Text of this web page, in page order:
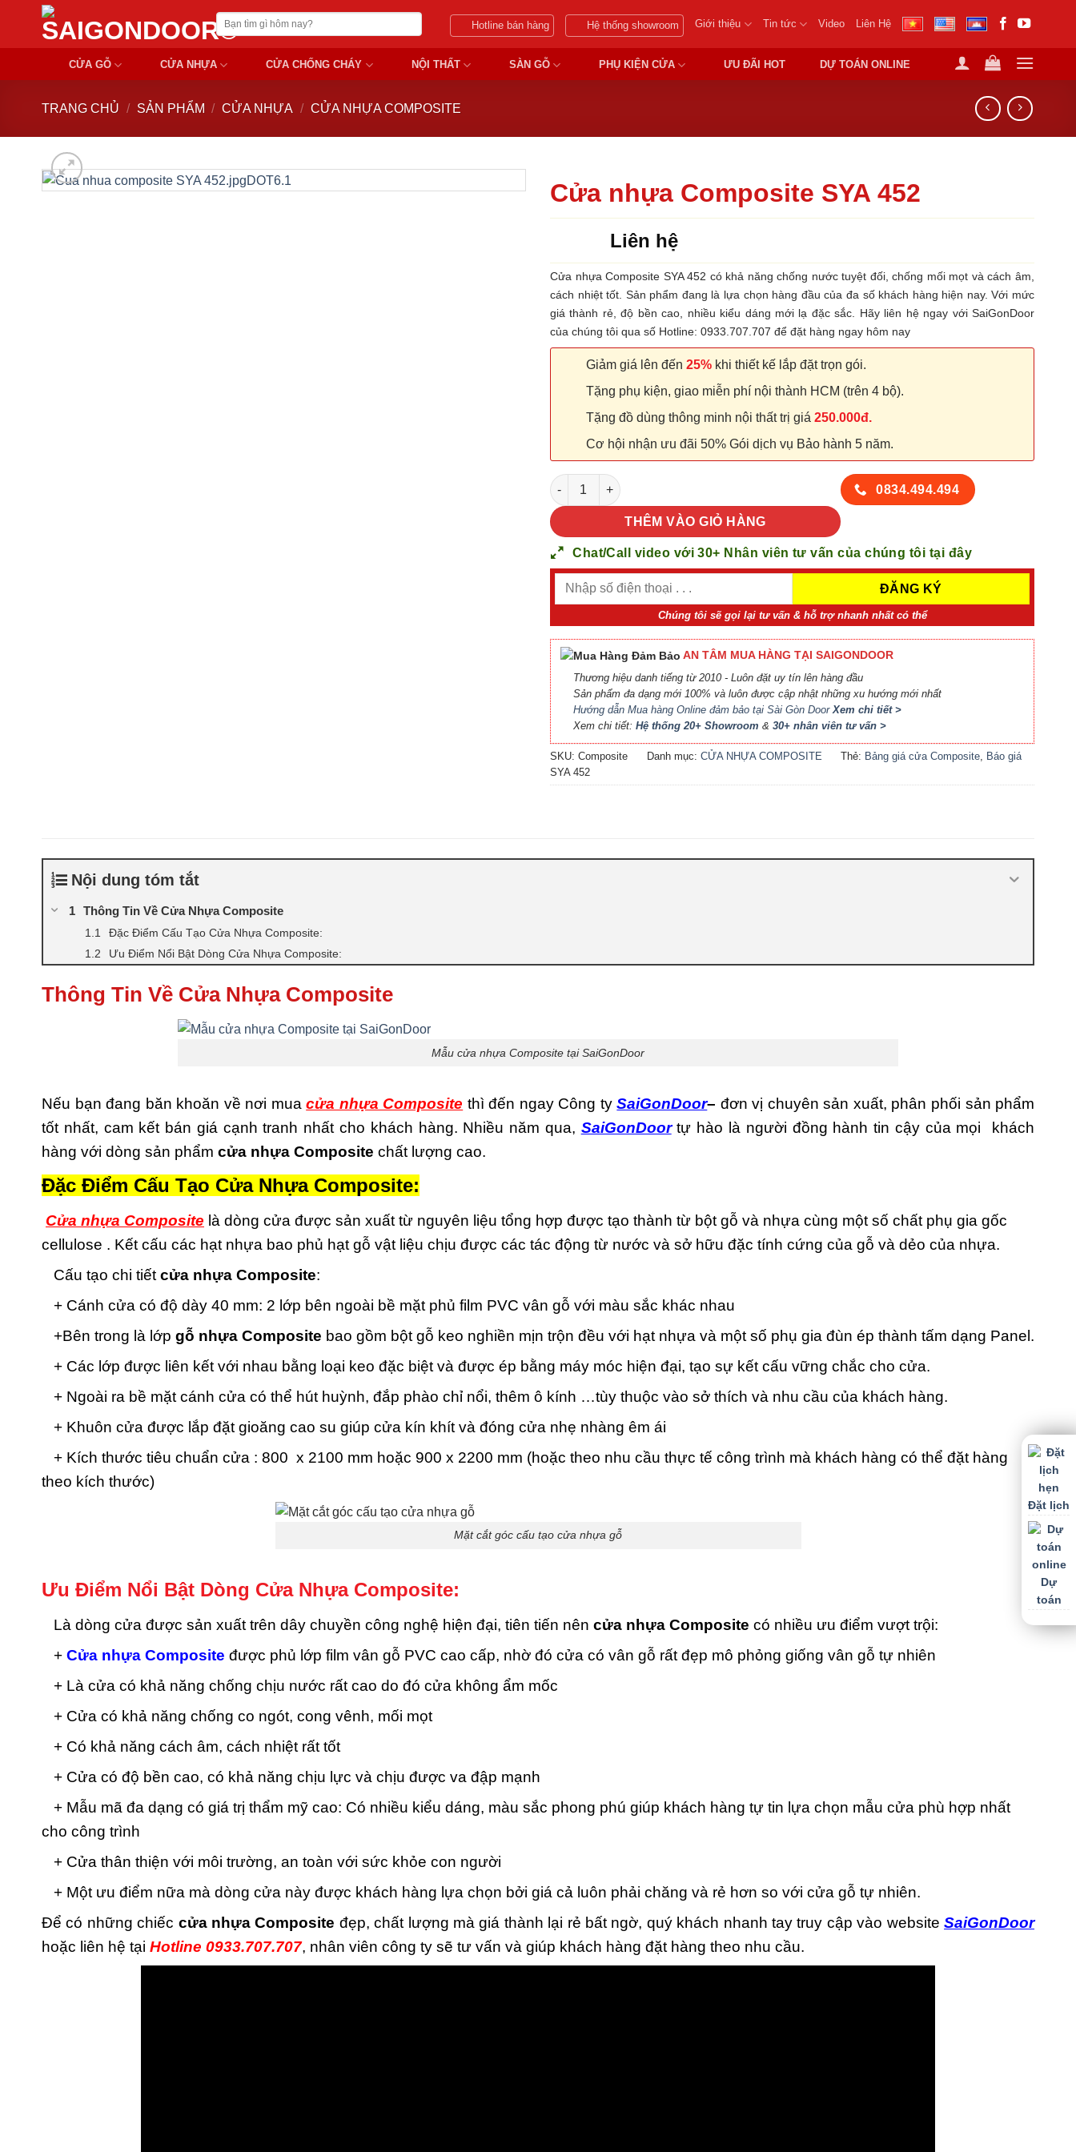
Chuyển
nội
Tìm
kiếm:
Hotline bán hàng Hệ thống showroom Giới thiệu Tin tức Video Liên Hệ
CỬA GỖ CỬA NHỰA CỬA CHỐNG CHÁY NỘI THẤT SÀN GỖ PHỤ KIỆN CỬA ƯU ĐÃI HOT DỰ TOÁN ONLINE
TRANG CHỦ / SẢN PHẨM / CỬA NHỰA / CỬA NHỰA COMPOSITE
Cửa nhựa Composite SYA 452
Liên hệ
Cửa nhựa Composite SYA 452 có khả năng chống nước tuyệt đối, chống mối mọt và cách âm,
cách nhiệt tốt. Sản phẩm đang là lựa chọn hàng đầu của đa số khách hàng hiện nay. Với mức
giá thành rẻ, độ bền cao, nhiều kiểu dáng mới lạ đặc sắc. Hãy liên hệ ngay với SaiGonDoor
của chúng tôi qua số Hotline: 0933.707.707 để đặt hàng ngay hôm nay
Giảm giá lên đến 25% khi thiết kế lắp đặt trọn gói.
Tặng phụ kiện, giao miễn phí nội thành HCM (trên 4 bộ).
Tặng đồ dùng thông minh nội thất trị giá 250.000đ.
Cơ hội nhận ưu đãi 50% Gói dịch vụ Bảo hành 5 năm.
Cửa nhựa Composite SYA 452 số lượng
THÊM VÀO GIỎ HÀNG
0834.494.494
Chat/Call video với 30+ Nhân viên tư vấn của chúng tôi tại đây
Chúng tôi sẽ gọi lại tư vấn & hỗ trợ nhanh nhất có thể
AN TÂM MUA HÀNG TẠI SAIGONDOOR
Thương hiệu danh tiếng từ 2010 - Luôn đặt uy tín lên hàng đầu
Sản phẩm đa dạng mới 100% và luôn được cập nhật những xu hướng mới nhất
Hướng dẫn Mua hàng Online đảm bảo tại Sài Gòn DoorXem chi tiết >
Xem chi tiết: Hệ thống 20+ Showroom & 30+ nhân viên tư vấn >
SKU: Composite
SYA 452
Danh mục: CỬA NHỰA COMPOSITE Thẻ: Bảng giá cửa Composite
Báo giá
Composite giá bao nhiêu,Cửa nhựa
Nội dung tóm tắt
Thông Tin Về Cửa Nhựa Composite
Đặc Điểm Cấu Tạo Cửa Nhựa Composite:
Ưu Điểm Nổi Bật Dòng Cửa Nhựa Composite:
Thông Tin Về Cửa Nhựa Composite
Mẫu cửa nhựa Composite tại SaiGonDoor
Nếu bạn đang băn khoăn về nơi muacửa nhựa Composite thì đến ngay Công tySaiGonDoor– đơn vị chuyên sản xuất, phân phối sản phẩm
tốt nhất, cam kết bán giá cạnh tranh nhất cho khách hàng. Nhiều năm qua, SaiGonDoortự hào là người đồng hành tin cậy của mọi khách
hàng với dòng sản phẩm cửa nhựa Composite chất lượng cao.
Đặc Điểm Cấu Tạo Cửa Nhựa Composite:
Cửa nhựa Composite là dòng cửa được sản xuất từ nguyên liệu tổng hợp được tạo thành từ bột gỗ và nhựa cùng một số chất phụ gia gốc
cellulose . Kết cấu các hạt nhựa bao phủ hạt gỗ vật liệu chịu được các tác động từ nước và sở hữu đặc tính cứng của gỗ và dẻo của nhựa.
Cấu tạo chi tiếtcửa nhựa Composite:
+ Cánh cửa có độ dày 40 mm: 2 lớp bên ngoài bề mặt phủ film PVC vân gỗ với màu sắc khác nhau
+Bên trong là lớp gỗ nhựa Composite bao gồm bột gỗ keo nghiền mịn trộn đều với hạt nhựa và một số phụ gia đùn ép thành tấm dạng Panel.
+ Các lớp được liên kết với nhau bằng loại keo đặc biệt và được ép bằng máy móc hiện đại, tạo sự kết cấu vững chắc cho cửa.
+ Ngoài ra bề mặt cánh cửa có thể hút huỳnh, đắp phào chỉ nổi, thêm ô kính …tùy thuộc vào sở thích và nhu cầu của khách hàng.
+ Khuôn cửa được lắp đặt gioăng cao su giúp cửa kín khít và đóng cửa nhẹ nhàng êm ái
+ Kích thước tiêu chuẩn cửa : 800 x 2100 mm hoặc 900 x 2200 mm (hoặc theo nhu cầu thực tế công trình mà khách hàng có thể đặt hàng
theo kích thước)
Mặt cắt góc cấu tạo cửa nhựa gỗ
Ưu Điểm Nổi Bật Dòng Cửa Nhựa Composite:
Là dòng cửa được sản xuất trên dây chuyền công nghệ hiện đại, tiên tiến nên cửa nhựa Composite có nhiều ưu điểm vượt trội:
+ Cửa nhựa Composite được phủ lớp film vân gỗ PVC cao cấp, nhờ đó cửa có vân gỗ rất đẹp mô phỏng giống vân gỗ tự nhiên
+ Là cửa có khả năng chống chịu nước rất cao do đó cửa không ẩm mốc
+ Cửa có khả năng chống co ngót, cong vênh, mối mọt
+ Có khả năng cách âm, cách nhiệt rất tốt
+ Cửa có độ bền cao, có khả năng chịu lực và chịu được va đập mạnh
+ Mẫu mã đa dạng có giá trị thẩm mỹ cao: Có nhiều kiểu dáng, màu sắc phong phú giúp khách hàng tự tin lựa chọn mẫu cửa phù hợp nhất
cho công trình
+ Cửa thân thiện với môi trường, an toàn với sức khỏe con người
+ Một ưu điểm nữa mà dòng cửa này được khách hàng lựa chọn bởi giá cả luôn phải chăng và rẻ hơn so với cửa gỗ tự nhiên.
Để có những chiếc cửa nhựa Composite đẹp, chất lượng mà giá thành lại rẻ bất ngờ, quý khách nhanh tay truy cập vào websiteSaiGonDoor
hoặc liên hệ tại Hotline 0933.707.707, nhân viên công ty sẽ tư vấn và giúp khách hàng đặt hàng theo nhu cầu.
Đặt lịch
Dự
toán